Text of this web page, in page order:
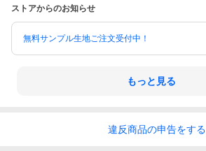
ストアからのお知らせ
無料サンプル生地ご注文受付中！
もっと見る
違反商品の申告をする